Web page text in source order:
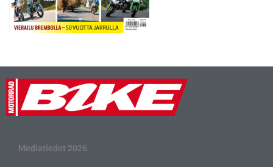
Mediatiedot 2026